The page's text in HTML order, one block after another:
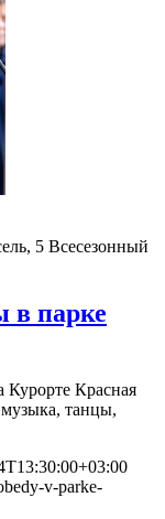
5 Всесезонный
в парке
Курорте Красная
танцы,
v-parke-